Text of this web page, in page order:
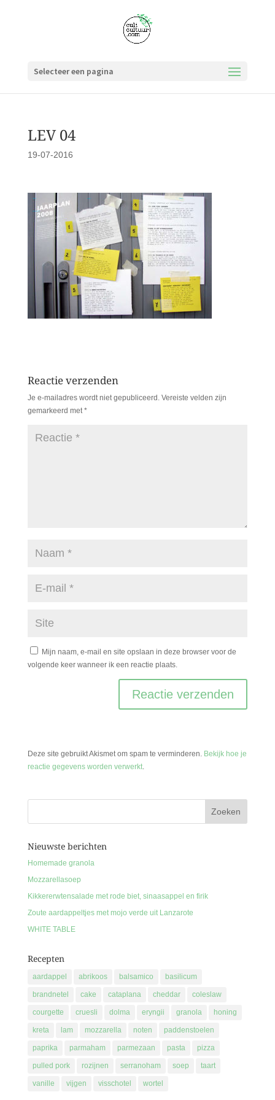
Selecteer een pagina
LEV 04
19-07-2016
Reactie verzenden
Je e-mailadres wordt niet gepubliceerd. Vereiste velden zijn
gemarkeerd met*
Mijn naam, e-mail en site opslaan in deze browser voor de
volgende keer wanneer ik een reactie plaats.
Deze site gebruikt Akismet om spam te verminderen. Bekijk hoe je
reactie gegevens worden verwerkt.
Nieuwste berichten
Homemade granola
Mozzarellasoep
Kikkererwtensalade met rode biet, sinaasappel en firik
Zoute aardappeltjes met mojo verde uit Lanzarote
WHITE TABLE
Recepten
aardappel abrikoos balsamico basilicum
brandnetel cake cataplana cheddar coleslaw
courgette cruesli dolma eryngii granola honing
kreta lam mozzarella noten paddenstoelen
paprika parmaham parmezaan pasta pizza
pulled pork rozijnen serranoham soep taart
vanille vijgen visschotel wortel